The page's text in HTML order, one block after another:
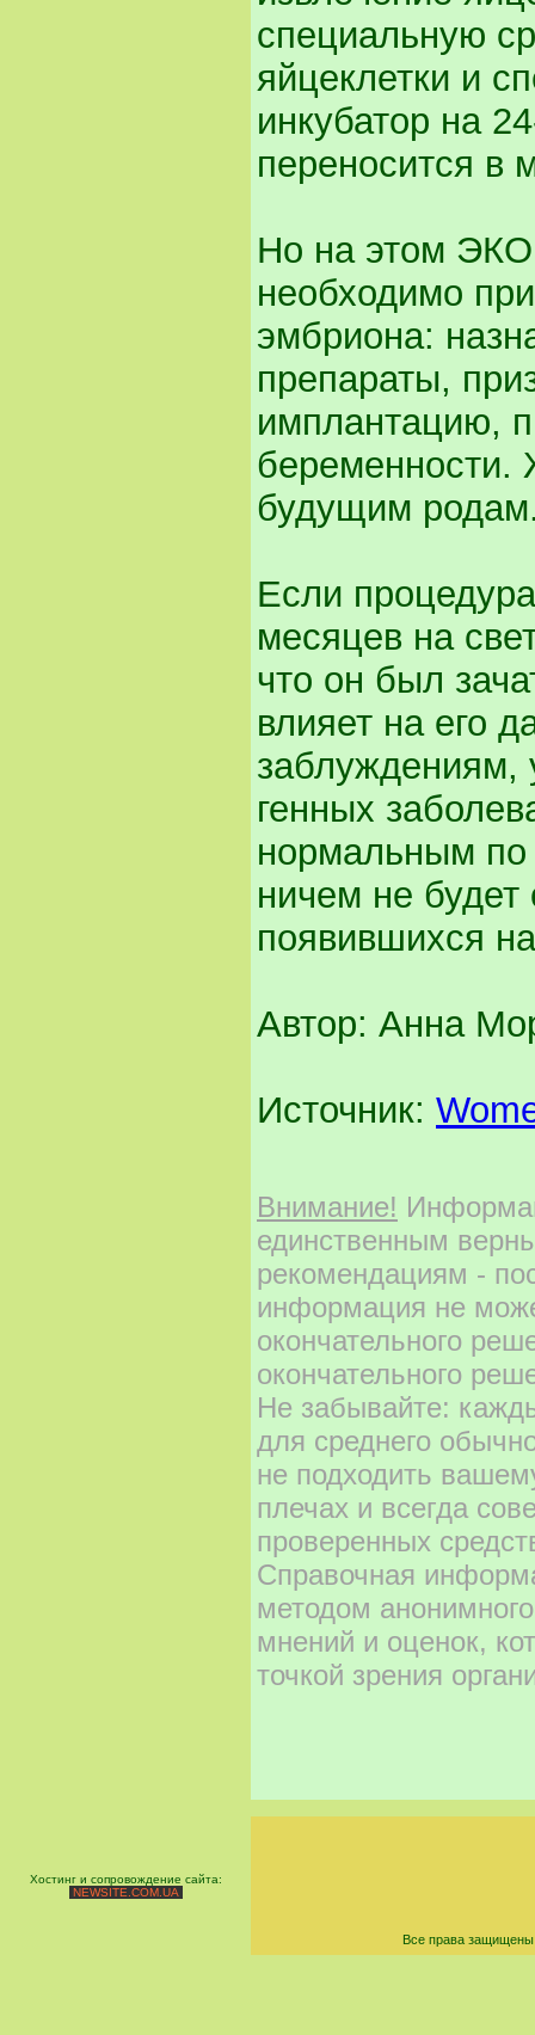
специальную
яйцеклетки и
инкубатор на
переносится в
Но на этом ЭКО
необходимо
эмбриона:
препараты,
имплантацию,
беременности.
будущим
Если
месяцев на
что он был
влияет на его
заблуждениям,
генных
нормальным по
ничем не будет
появившихся
Автор: Анна
Источник:
Внимание!
единственным
рекомендациям -
информация не
окончательного
окончательного
Не забывайте:
для среднего
не подходить
плечах и всегда
проверенных
Справочная
методом
мнений и оценок,
точкой зрения
Хостинг и сопровождение сайта:
NEWSITE.COM.UA
Все права